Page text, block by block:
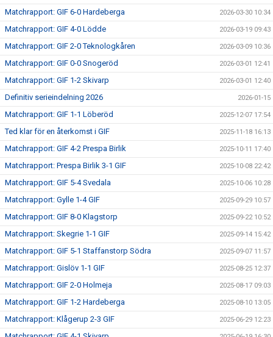
Matchrapport: GIF 6-0 Hardeberga 2026-03-30 10:34
Matchrapport: GIF 4-0 Lödde 2026-03-19 09:43
Matchrapport: GIF 2-0 Teknologkåren 2026-03-09 10:36
Matchrapport: GIF 0-0 Snogeröd 2026-03-01 12:41
Matchrapport: GIF 1-2 Skivarp 2026-03-01 12:40
Definitiv serieindelning 2026 2026-01-15
Matchrapport: GIF 1-1 Löberöd 2025-12-07 17:54
Ted klar för en återkomst i GIF 2025-11-18 16:13
Matchrapport: GIF 4-2 Prespa Birlik 2025-10-11 17:40
Matchrapport: Prespa Birlik 3-1 GIF 2025-10-08 22:42
Matchrapport: GIF 5-4 Svedala 2025-10-06 10:28
Matchrapport: Gylle 1-4 GIF 2025-09-29 10:57
Matchrapport: GIF 8-0 Klagstorp 2025-09-22 10:52
Matchrapport: Skegrie 1-1 GIF 2025-09-14 15:42
Matchrapport: GIF 5-1 Staffanstorp Södra 2025-09-07 11:57
Matchrapport: Gislöv 1-1 GIF 2025-08-25 12:37
Matchrapport: GIF 2-0 Holmeja 2025-08-17 09:03
Matchrapport: GIF 1-2 Hardeberga 2025-08-10 13:05
Matchrapport: Klågerup 2-3 GIF 2025-06-29 12:23